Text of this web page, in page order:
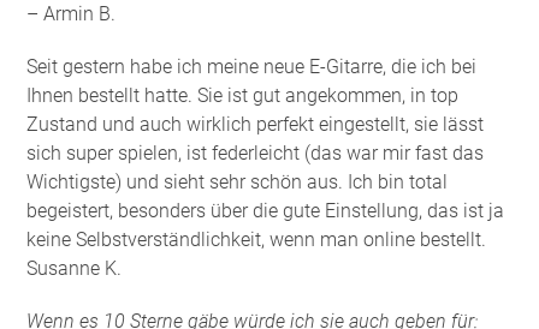
– Armin B.
Seit gestern habe ich meine neue E-Gitarre, die ich bei
Ihnen bestellt hatte. Sie ist gut angekommen, in top
Zustand und auch wirklich perfekt eingestellt, sie lässt
sich super spielen, ist federleicht (das war mir fast das
Wichtigste) und sieht sehr schön aus. Ich bin total
begeistert, besonders über die gute Einstellung, das ist ja
keine Selbstverständlichkeit, wenn man online bestellt.
Susanne K.
Wenn es 10 Sterne gäbe würde ich sie auch geben für: